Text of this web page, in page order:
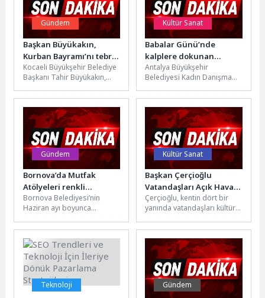
Gündem
Başkan Büyükakın,
Kurban Bayramı’nı tebrik
etti
Kocaeli Büyükşehir Belediye
Başkanı Tahir Büyükakın,
yayımladığı mesajında tüm
İslam aleminin bayramını...
Kültür Sanat
Babalar Günü’nde
kalplere dokunan
buluşma
Antalya Büyükşehir
Belediyesi Kadın Danışma
kadınlar, Babalar Günü
dolayısıyla Büyükşehir
Belediyesi Halil...
Gündem
Bornova’da Mutfak
Atölyeleri renkli
tariflerle sürüyor
Bornova Belediyesi’nin
Haziran ayı boyunca
Atölyeleri, farklı yaş
gruplarından vatandaşları
mutfakta buluşturmaya
devam...
Kültür Sanat
Başkan Çerçioğlu
Vatandaşları Açık Hava
Sineması Etkinlikleri ile
Buluşturmaya Devam
Ediyor
Çerçioğlu, kentin dört bir
yanında vatandaşları kültür
buluşturmaya devam
ediyor.Aydın Büyükşehir...
Teknoloji Gündem